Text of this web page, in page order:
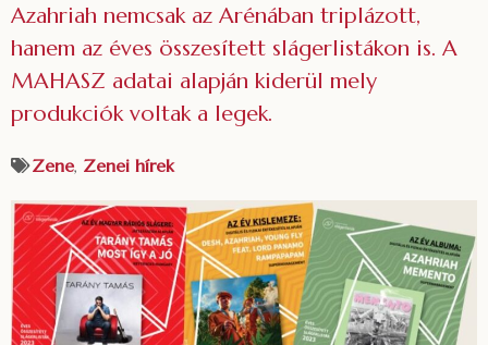
Azahriah nemcsak az Arénában triplázott,
hanem az éves összesített slágerlistákon is. A
MAHASZ adatai alapján kiderül mely
produkciók voltak a legek.
Zene, Zenei hírek